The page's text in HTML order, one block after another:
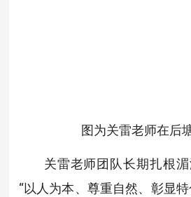
图为关雷老师在后
关雷老师团队长期扎根
“以人为本、尊重自然、彰显